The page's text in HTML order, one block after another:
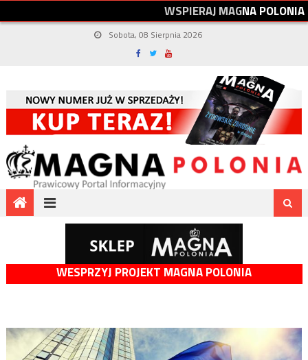
WSPIERAJMAGNAPOLONIA
Sobota, 08 Sierpnia 2026
WESPRZYJ PROJEKT MAGNA POLONIA